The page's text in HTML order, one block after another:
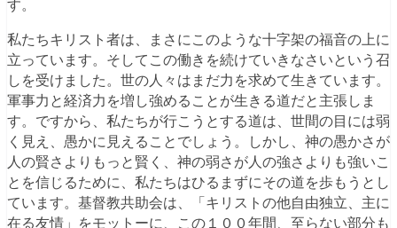
す。
私たちキリスト者は、まさにこのような十字架の福音の上に
立っています。そしてこの働きを続けていきなさいという召
しを受けました。世の人々はまだ力を求めて生きています。
軍事力と経済力を増し強めることが生きる道だと主張しま
す。ですから、私たちが行こうとする道は、世間の目には弱
く見え、愚かに見えることでしょう。しかし、神の愚かさが
人の賢さよりもっと賢く、神の弱さが人の強さよりも強いこ
とを信じるために、私たちはひるまずにその道を歩もうとし
ています。基督教共助会は、「キリストの他自由独立、主に
在る友情」をモットーに、この１００年間、至らない部分も